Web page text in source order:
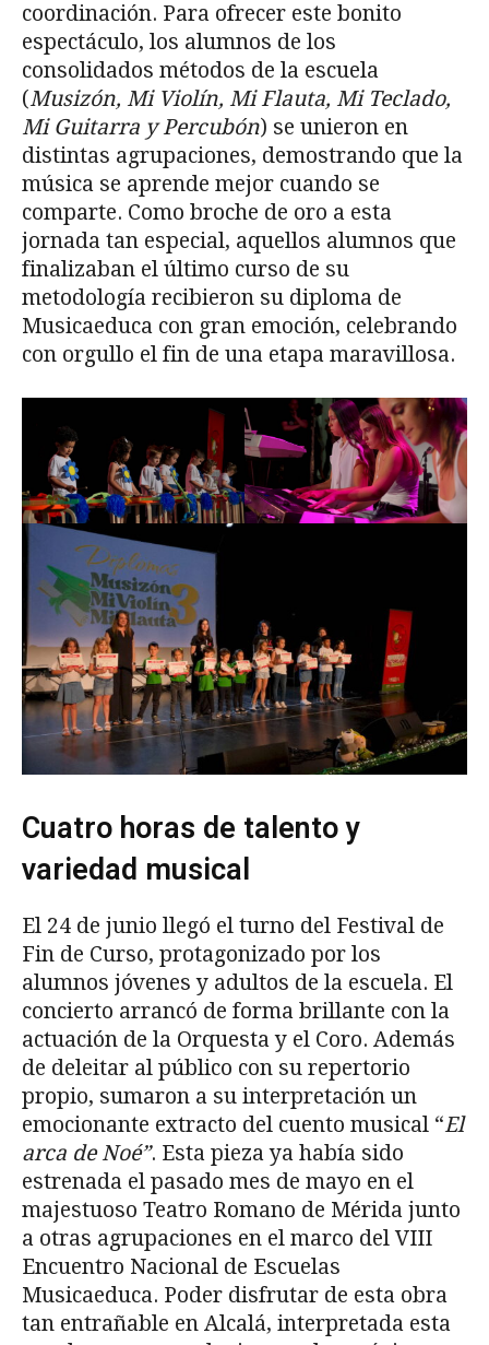
coordinación. Para ofrecer este bonito
espectáculo, los alumnos de los
consolidados métodos de la escuela
(Musizón, Mi Violín, Mi Flauta, Mi Teclado,
Mi Guitarra y Percubón) se unieron en
distintas agrupaciones, demostrando que la
música se aprende mejor cuando se
comparte. Como broche de oro a esta
jornada tan especial, aquellos alumnos que
finalizaban el último curso de su
metodología recibieron su diploma de
Musicaeduca con gran emoción, celebrando
con orgullo el fin de una etapa maravillosa.
Cuatro horas de talento y
variedad musical
El 24 de junio llegó el turno del Festival de
Fin de Curso, protagonizado por los
alumnos jóvenes y adultos de la escuela. El
concierto arrancó de forma brillante con la
actuación de la Orquesta y el Coro. Además
de deleitar al público con su repertorio
propio, sumaron a su interpretación un
emocionante extracto del cuento musical “El
arca de Noé”. Esta pieza ya había sido
estrenada el pasado mes de mayo en el
majestuoso Teatro Romano de Mérida junto
a otras agrupaciones en el marco del VIII
Encuentro Nacional de Escuelas
Musicaeduca. Poder disfrutar de esta obra
tan entrañable en Alcalá, interpretada esta